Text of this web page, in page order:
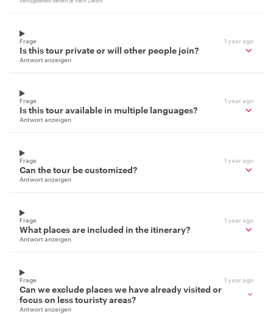
Frage 1 year ago
Is this tour private or will other people join?
Antwort anzeigen
Frage 1 year ago
Is this tour available in multiple languages?
Antwort anzeigen
Frage 1 year ago
Can the tour be customized?
Antwort anzeigen
Frage 1 year ago
What places are included in the itinerary?
Antwort anzeigen
Frage 1 year ago
Can we exclude places we have already visited or
focus on less touristy areas?
Antwort anzeigen